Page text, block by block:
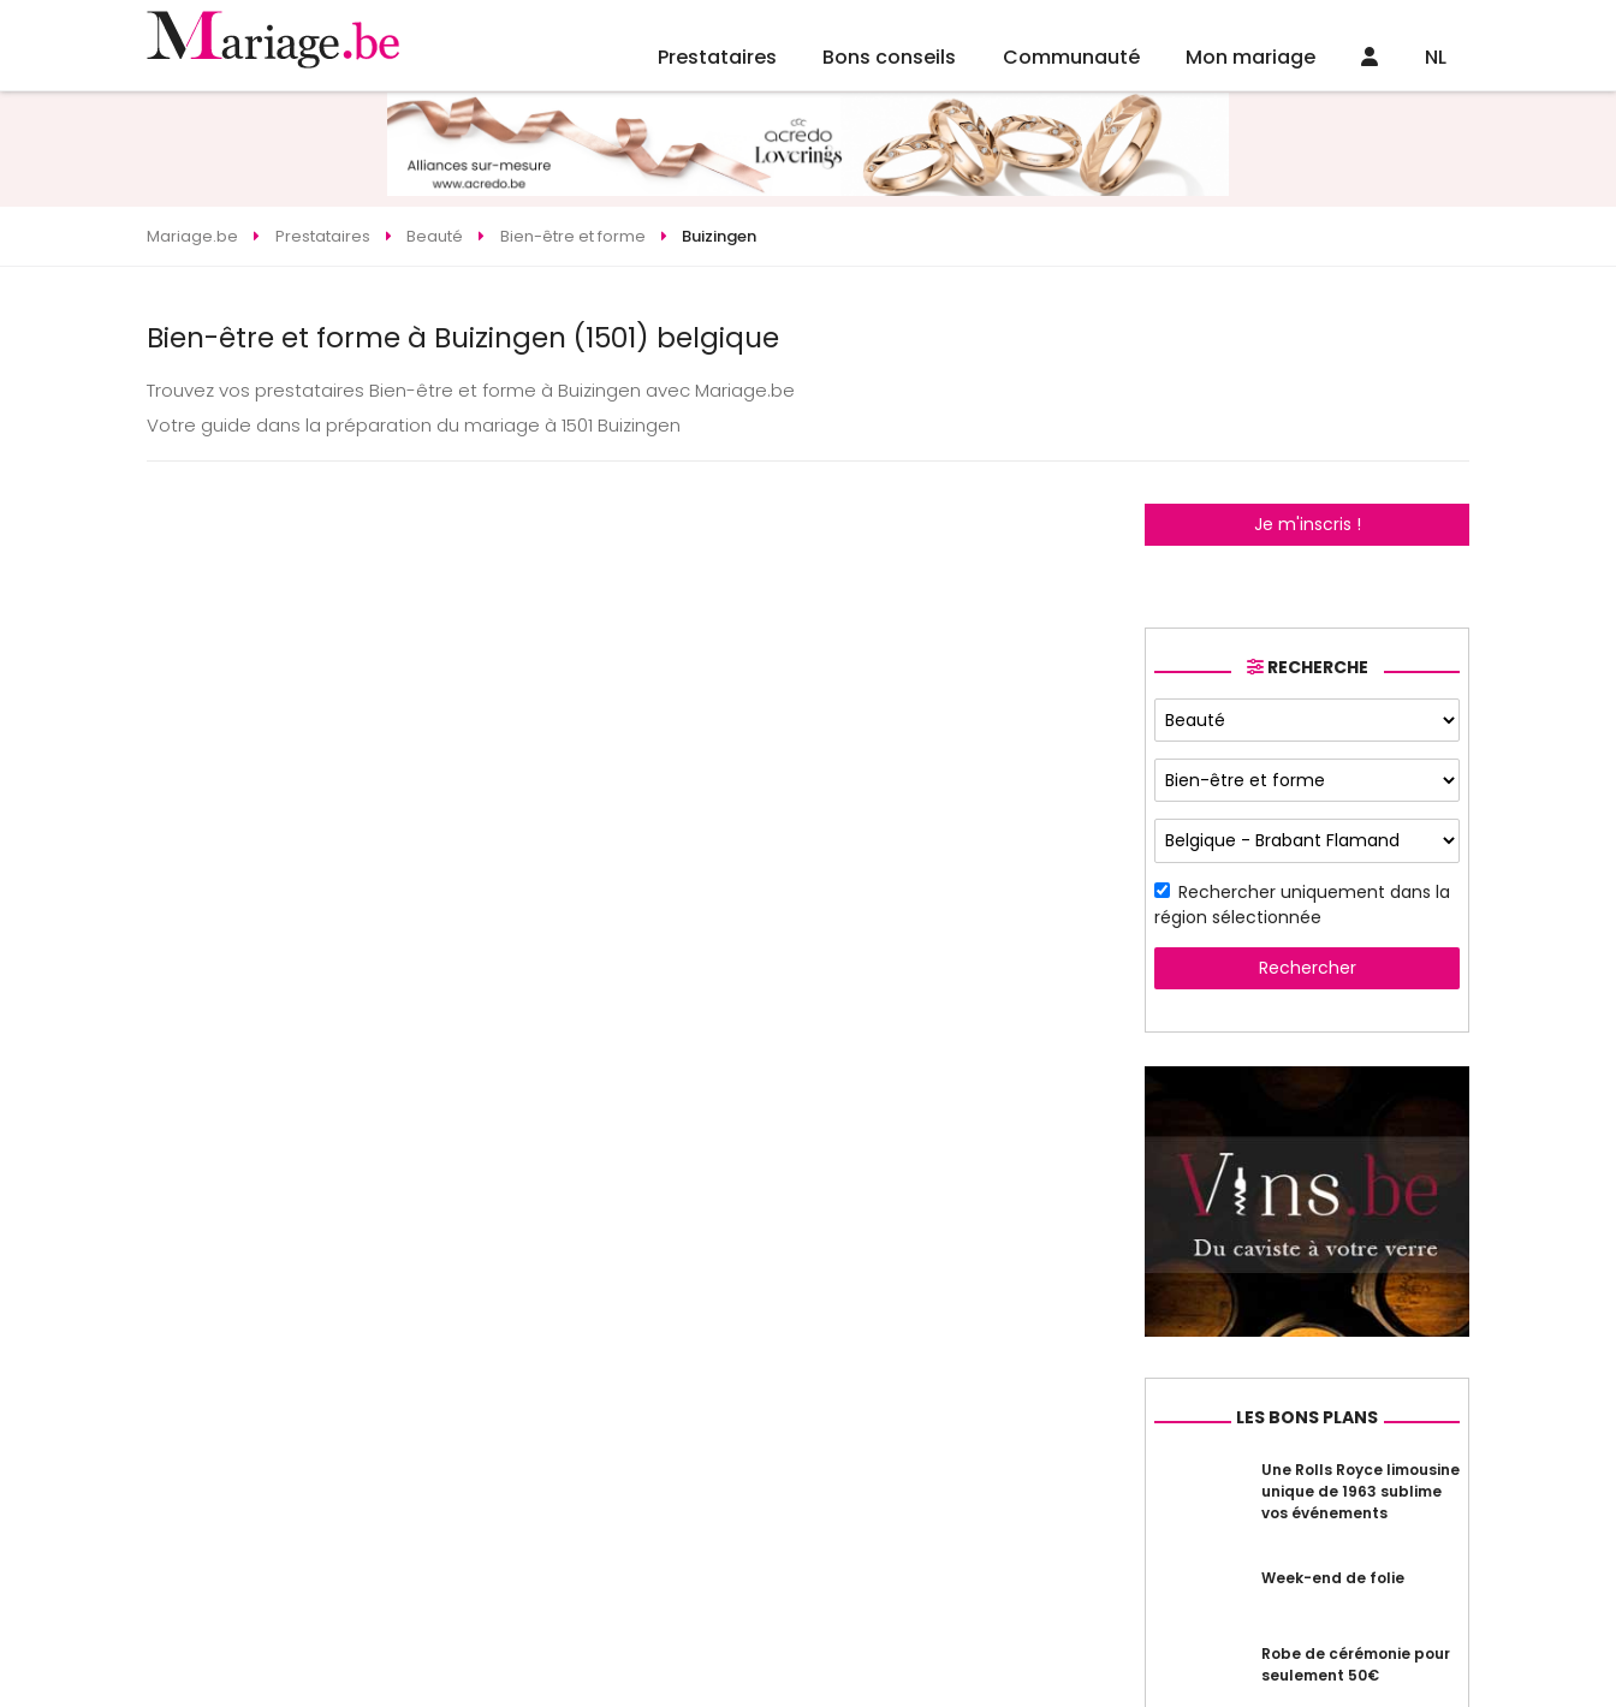
Prestataires Bons conseils Communauté Mon mariage NL
Mariage.be Prestataires Beauté Bien-être et forme Buizingen
Bien-être et forme à Buizingen (1501) belgique
Trouvez vos prestataires Bien-être et forme à Buizingen avec Mariage.be
Votre guide dans la préparation du mariage à 1501 Buizingen
Je m'inscris !
RECHERCHE
Rechercher uniquement dans la
région sélectionnée
Rechercher
LES BONS PLANS
Une Rolls Royce limousine
unique de 1963 sublime
vos événements
Week-end de folie
Robe de cérémonie pour
seulement 50€